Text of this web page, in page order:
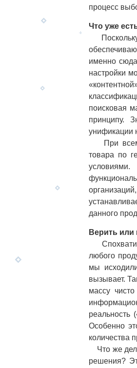
процесс
Что уже
Поскольку
именно
настройки
поисковая
принципу.
унификации
При всем
товара по
данного
Верить или
любого
мы
вызывает.
массу
реальность
Особенно
количества
Что же
решения?